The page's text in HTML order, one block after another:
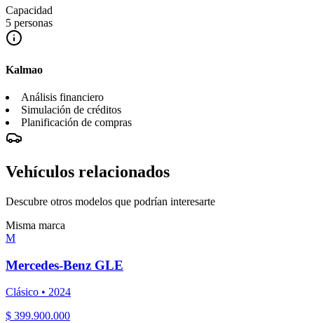
Capacidad
5 personas
Kalmao
Análisis financiero
Simulación de créditos
Planificación de compras
Vehículos relacionados
Descubre otros modelos que podrían interesarte
Misma marca
M
Mercedes-Benz GLE
Clásico • 2024
$ 399.900.000